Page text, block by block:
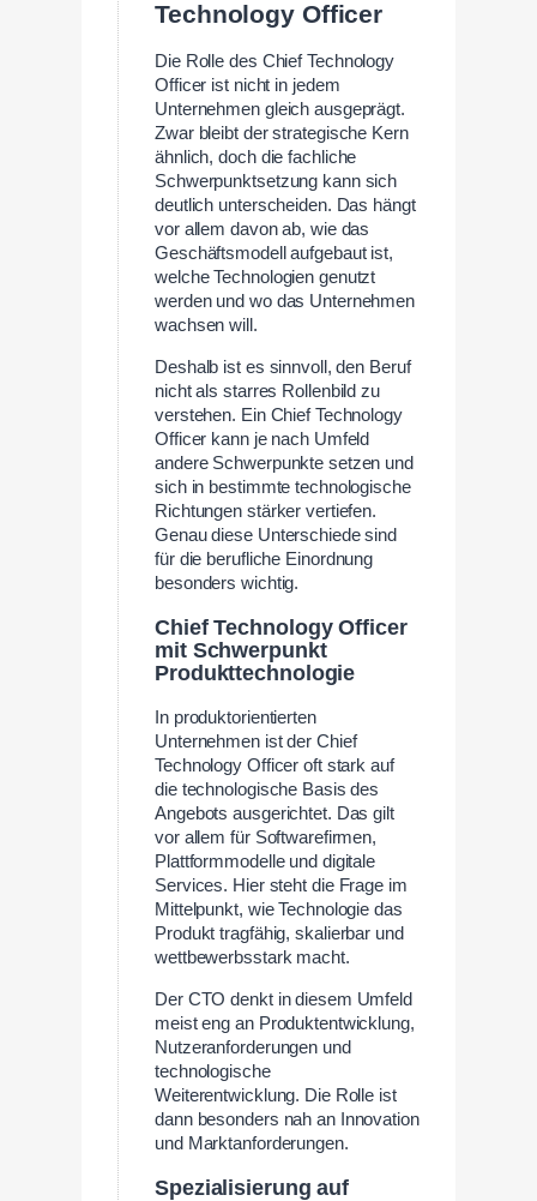
Technology Officer
Die Rolle des Chief Technology
Officer ist nicht in jedem
Unternehmen gleich ausgeprägt.
Zwar bleibt der strategische Kern
ähnlich, doch die fachliche
Schwerpunktsetzung kann sich
deutlich unterscheiden. Das hängt
vor allem davon ab, wie das
Geschäftsmodell aufgebaut ist,
welche Technologien genutzt
werden und wo das Unternehmen
wachsen will.
Deshalb ist es sinnvoll, den Beruf
nicht als starres Rollenbild zu
verstehen. Ein Chief Technology
Officer kann je nach Umfeld
andere Schwerpunkte setzen und
sich in bestimmte technologische
Richtungen stärker vertiefen.
Genau diese Unterschiede sind
für die berufliche Einordnung
besonders wichtig.
Chief Technology Officer
mit Schwerpunkt
Produkttechnologie
In produktorientierten
Unternehmen ist der Chief
Technology Officer oft stark auf
die technologische Basis des
Angebots ausgerichtet. Das gilt
vor allem für Softwarefirmen,
Plattformmodelle und digitale
Services. Hier steht die Frage im
Mittelpunkt, wie Technologie das
Produkt tragfähig, skalierbar und
wettbewerbsstark macht.
Der CTO denkt in diesem Umfeld
meist eng an Produktentwicklung,
Nutzeranforderungen und
technologische
Weiterentwicklung. Die Rolle ist
dann besonders nah an Innovation
und Marktanforderungen.
Spezialisierung auf